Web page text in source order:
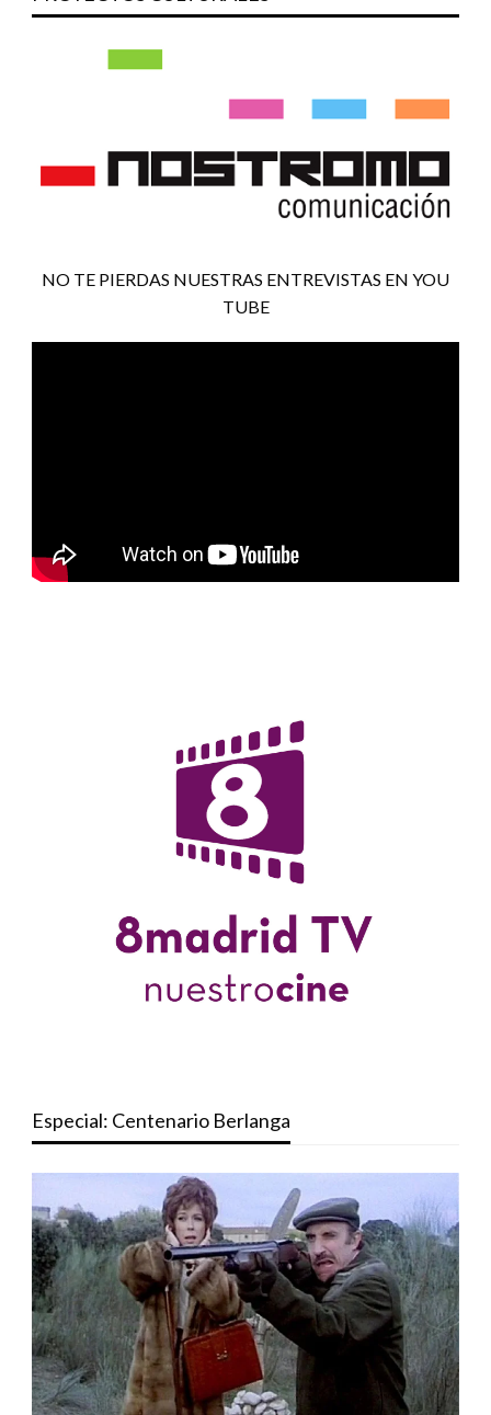
NO TE PIERDAS NUESTRAS ENTREVISTAS EN YOU
TUBE
Especial: Centenario Berlanga